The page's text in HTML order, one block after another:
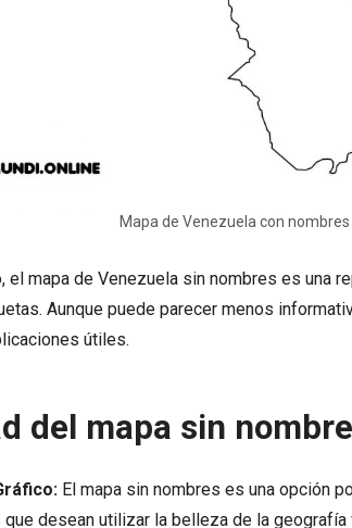
Mapa de Venezuela con
el mapa de Venezuela sin nombres es una
Aunque puede parecer menos
útiles.
del mapa sin
El mapa sin nombres es una opción
desean utilizar la belleza de la